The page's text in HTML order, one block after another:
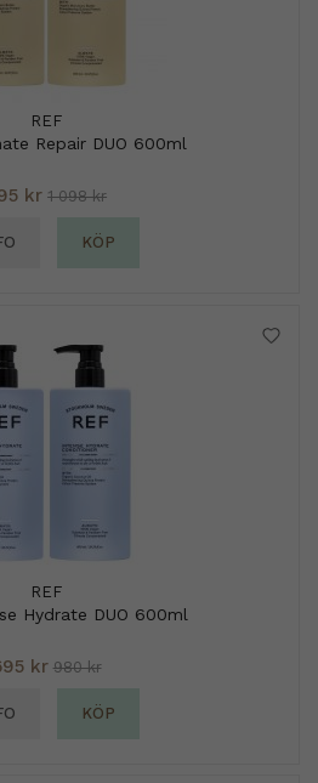
REF
Repair DUO 600ml
kr 1 098 kr
KÖP
REF
Hydrate DUO 600ml
kr 980 kr
KÖP